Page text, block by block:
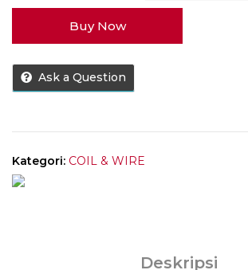
Luna
RBA
2.5mm
0.28
Ohm
[
harga
1
Buy Now
Ask a Question
Kategori: COIL & WIRE
Deskripsi